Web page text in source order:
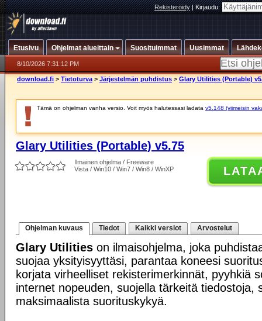
Rekisteröidy|Kirjaudu:
Etusivu Ohjelmat alueittain Suosituimmat Uusimmat
8/10/2026 7:31:12 PM
download.fi > Tietoturva > Järjestelmän puhdistus > Glary Utilities (Portable)
Tämä on ohjelman vanha versio. Voit myös halutessasi ladata v5.148 (viimeisin
Glary Utilities (Portable) v5.75
Ilmainen ohjelma / Freeware
Vista / Win10 / Win7 / Win8 / WinXP
Ohjelman kuvaus Tiedot Kaikki versiot Arvostelut
Glary Utilities on ilmaisohjelma, joka
suojaa yksityisyyttäsi, parantaa koneesi
korjata virheelliset rekisterimerkinnät, pyyhkiä
internet nopeuden, suojella tärkeitä tiedostoja,
maksimaalista suorituskykyä.